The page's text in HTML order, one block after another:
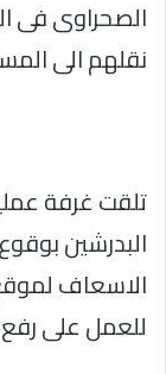
نقلهم الى
تلقت غرفة
البدرشين
الاسعاف
للعمل على